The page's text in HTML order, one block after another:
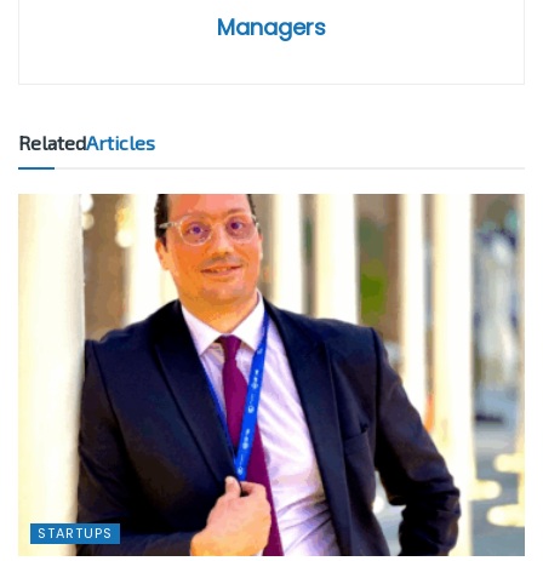
Managers
RelatedArticles
STARTUPS